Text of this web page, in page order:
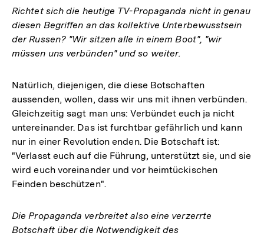
Richtet sich die heutige TV-Propaganda nicht in genau
diesen Begriffen an das kollektive Unterbewusstsein
der Russen? "Wir sitzen alle in einem Boot", "wir
müssen uns verbünden" und so weiter.
Natürlich, diejenigen, die diese Botschaften
aussenden, wollen, dass wir uns mit ihnen verbünden.
Gleichzeitig sagt man uns: Verbündet euch ja nicht
untereinander. Das ist furchtbar gefährlich und kann
nur in einer Revolution enden. Die Botschaft ist:
"Verlasst euch auf die Führung, unterstützt sie, und sie
wird euch voreinander und vor heimtückischen
Feinden beschützen".
Die Propaganda verbreitet also eine verzerrte
Botschaft über die Notwendigkeit des